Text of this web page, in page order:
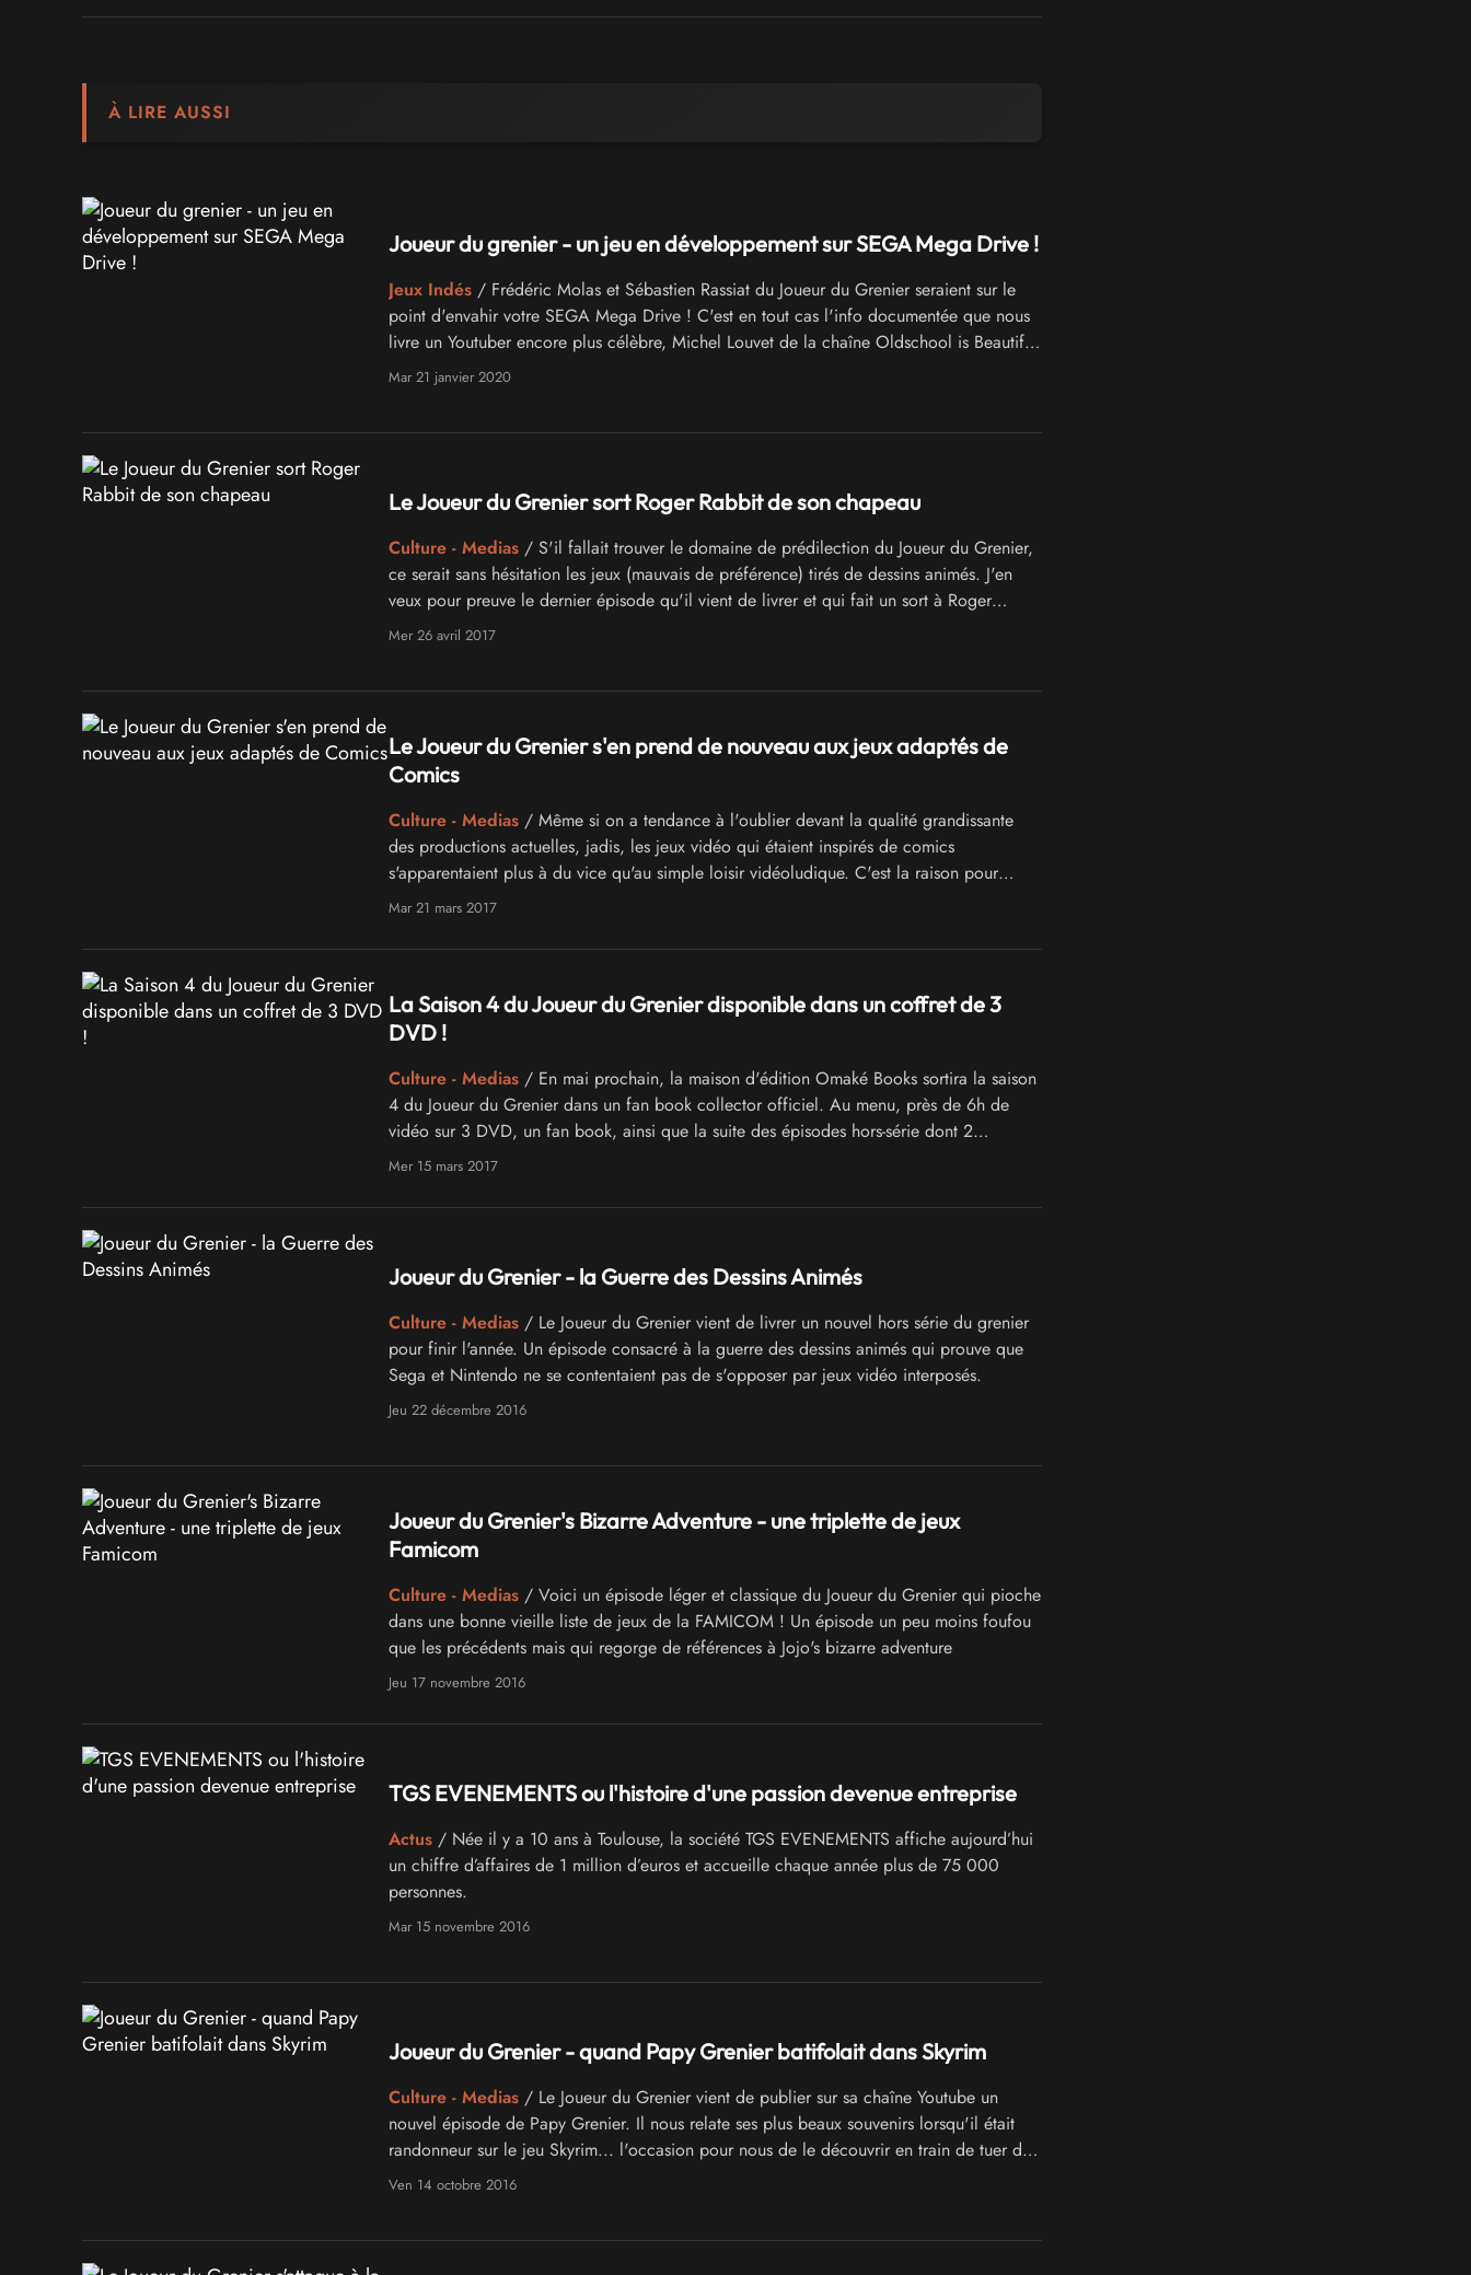
À LIRE AUSSI
Joueur du grenier - un jeu en développement sur SEGA Mega Drive !
Jeux Indés/ Frédéric Molas et Sébastien Rassiat du Joueur du Grenier seraient sur le
point d'envahir votre SEGA Mega Drive ! C'est en tout cas l'info documentée que nous
livre un Youtuber encore plus célèbre, Michel Louvet de la chaîne Oldschool is Beautiful
!
Mar 21 janvier 2020
Le Joueur du Grenier sort Roger Rabbit de son chapeau
Culture - Medias/ S'il fallait trouver le domaine de prédilection du Joueur du Grenier,
ce serait sans hésitation les jeux (mauvais de préférence) tirés de dessins animés. J'en
veux pour preuve le dernier épisode qu'il vient de livrer et qui fait un sort à Roger
Rabbit sur NES.
Mer 26 avril 2017
Le Joueur du Grenier s'en prend de nouveau aux jeux adaptés de
Comics
Culture - Medias/ Même si on a tendance à l'oublier devant la qualité grandissante
des productions actuelles, jadis, les jeux vidéo qui étaient inspirés de comics
s'apparentaient plus à du vice qu'au simple loisir vidéoludique. C'est la raison pour
laquelle le Joueur du Grenier pioche aujourd'hui de nouveau dans cette grande auge à
Mar 21 mars 2017
La Saison 4 du Joueur du Grenier disponible dans un coffret de 3
DVD !
Culture - Medias/ En mai prochain, la maison d'édition Omaké Books sortira la saison
4 du Joueur du Grenier dans un fan book collector officiel. Au menu, près de 6h de
vidéo sur 3 DVD, un fan book, ainsi que la suite des épisodes hors-série dont 2
épisodes totalement inédits et de nombreux bonus !
Mer 15 mars 2017
Joueur du Grenier - la Guerre des Dessins Animés
Culture - Medias/ Le Joueur du Grenier vient de livrer un nouvel hors série du grenier
pour finir l'année. Un épisode consacré à la guerre des dessins animés qui prouve que
Sega et Nintendo ne se contentaient pas de s'opposer par jeux vidéo interposés.
Jeu 22 décembre 2016
Joueur du Grenier's Bizarre Adventure - une triplette de jeux
Famicom
Culture - Medias/ Voici un épisode léger et classique du Joueur du Grenier qui pioche
dans une bonne vieille liste de jeux de la FAMICOM ! Un épisode un peu moins foufou
que les précédents mais qui regorge de références à Jojo's bizarre adventure
Jeu 17 novembre 2016
TGS EVENEMENTS ou l'histoire d'une passion devenue entreprise
Actus/ Née il y a 10 ans à Toulouse, la société TGS EVENEMENTS affiche aujourd’hui
un chiffre d’affaires de 1 million d’euros et accueille chaque année plus de 75 000
personnes.
Mar 15 novembre 2016
Joueur du Grenier - quand Papy Grenier batifolait dans Skyrim
Culture - Medias/ Le Joueur du Grenier vient de publier sur sa chaîne Youtube un
nouvel épisode de Papy Grenier. Il nous relate ses plus beaux souvenirs lorsqu'il était
randonneur sur le jeu Skyrim... l'occasion pour nous de le découvrir en train de tuer des
Poneys sauvages dans les provinces de Bordeciel !
Ven 14 octobre 2016